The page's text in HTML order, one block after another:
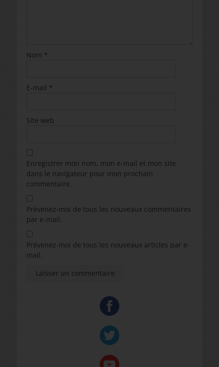
Nom *
E-mail *
Site web
Enregistrer mon nom, mon e-mail et mon site
dans le navigateur pour mon prochain
commentaire.
Prévenez-moi de tous les nouveaux commentaires
par e-mail.
Prévenez-moi de tous les nouveaux articles par e-
mail.